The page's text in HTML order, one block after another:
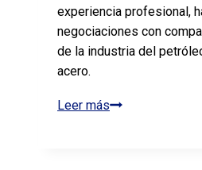
experiencia profesional,
negociaciones con
de la industria del
acero.
Leer másMiguel